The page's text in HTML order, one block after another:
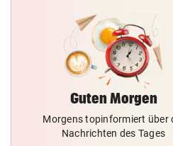
Guten Morgen
Morgens topinformiert über
Nachrichten des Tages